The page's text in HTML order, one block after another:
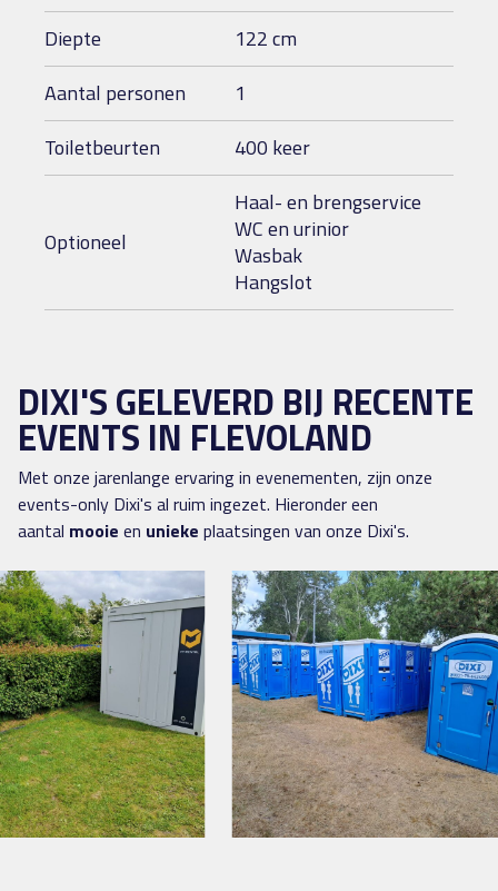
Diepte
122 cm
Aantal personen
1
Toiletbeurten
400 keer
Optioneel
Haal- en brengservice
WC en urinior
Wasbak
Hangslot
DIXI'S GELEVERD BIJ RECENTE
EVENTS IN FLEVOLAND
Met onze jarenlange ervaring in evenementen, zijn onze
events-only Dixi's al ruim ingezet. Hieronder een
aantal mooie en unieke plaatsingen van onze Dixi's.